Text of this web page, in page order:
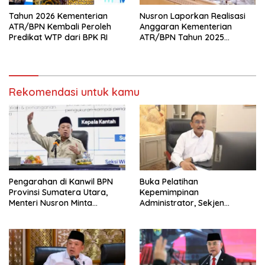
Tahun 2026 Kementerian
ATR/BPN Kembali Peroleh
Predikat WTP dari BPK RI
Nusron Laporkan Realisasi
Anggaran Kementerian
ATR/BPN Tahun 2025
Rekomendasi untuk kamu
Pengarahan di Kanwil BPN
Provinsi Sumatera Utara,
Menteri Nusron Minta
Masyarakat
Buka Pelatihan
Kepemimpinan
Administrator, Sekjen
Hasilkan Kerja Berdampak
bagi Masyarakat